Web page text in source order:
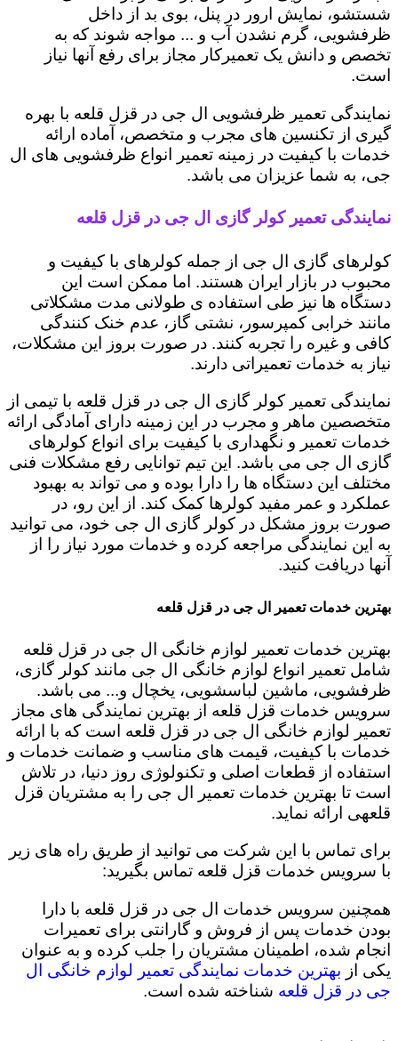
شستشو، نمایش ارور در پنل، بوی بد از داخل
ظرفشویی، گرم نشدن آب و ... مواجه شوند که به
تخصص و دانش یک تعمیرکار مجاز برای رفع آنها نیاز
است.
نمایندگی تعمیر ظرفشویی ال جی در قزل قلعه با بهره
گیری از تکنسین های مجرب و متخصص، آماده ارائه
خدمات با کیفیت در زمینه تعمیر انواع ظرفشویی های ال
جی، به شما عزیزان می باشد.
نمایندگی تعمیر کولر گازی ال جی در قزل قلعه
کولرهای گازی ال جی از جمله کولرهای با کیفیت و
محبوب در بازار ایران هستند. اما ممکن است این
دستگاه ها نیز طی استفاده ی طولانی مدت مشکلاتی
مانند خرابی کمپرسور، نشتی گاز، عدم خنک کنندگی
کافی و غیره را تجربه کنند. در صورت بروز این مشکلات،
نیاز به خدمات تعمیراتی دارند.
نمایندگی تعمیر کولر گازی ال جی در قزل قلعه با تیمی از
متخصصین ماهر و مجرب در این زمینه دارای آمادگی ارائه
خدمات تعمیر و نگهداری با کیفیت برای انواع کولرهای
گازی ال جی می باشد. این تیم توانایی رفع مشکلات فنی
مختلف این دستگاه ها را دارا بوده و می تواند به بهبود
عملکرد و عمر مفید کولرها کمک کند. از این رو، در
صورت بروز مشکل در کولر گازی ال جی خود، می توانید
به این نمایندگی مراجعه کرده و خدمات مورد نیاز را از
آنها دریافت کنید.
بهترین خدمات تعمیر ال جی در قزل قلعه
بهترین خدمات تعمیر لوازم خانگی ال جی در قزل قلعه
شامل تعمیر انواع لوازم خانگی ال جی مانند کولر گازی،
ظرفشویی، ماشین لباسشویی، یخچال و... می باشد.
سرویس خدمات قزل قلعه از بهترین نمایندگی های مجاز
تعمیر لوازم خانگی ال جی در قزل قلعه است که با ارائه
خدمات با کیفیت، قیمت های مناسب و ضمانت خدمات و
استفاده از قطعات اصلی و تکنولوژی روز دنیا، در تلاش
است تا بهترین خدمات تعمیر ال جی را به مشتریان قزل
قلعهی ارائه نماید.
برای تماس با این شرکت می توانید از طریق راه های زیر
با سرویس خدمات قزل قلعه تماس بگیرید:
همچنین سرویس خدمات ال جی در قزل قلعه با دارا
بودن خدمات پس از فروش و گارانتی برای تعمیرات
انجام شده، اطمینان مشتریان را جلب کرده و به عنوان
یکی از بهترین خدمات نمایندگی تعمیر لوازم خانگی ال
جی در قزل قلعه شناخته شده است.